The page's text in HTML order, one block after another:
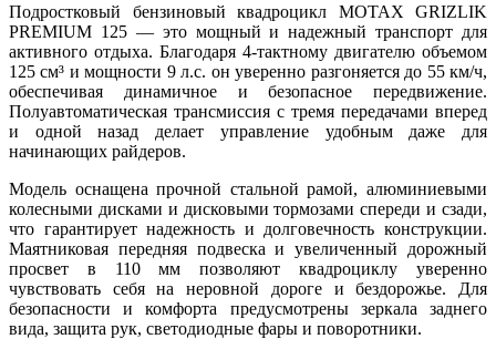
Подростковый бензиновый квадроцикл MOTAX GRIZLIK
PREMIUM 125 — это мощный и надежный транспорт для
активного отдыха. Благодаря 4-тактному двигателю объемом
125 см³ и мощности 9 л.с. он уверенно разгоняется до 55 км/ч,
обеспечивая динамичное и безопасное передвижение.
Полуавтоматическая трансмиссия с тремя передачами вперед
и одной назад делает управление удобным даже для
начинающих райдеров.
Модель оснащена прочной стальной рамой, алюминиевыми
колесными дисками и дисковыми тормозами спереди и сзади,
что гарантирует надежность и долговечность конструкции.
Маятниковая передняя подвеска и увеличенный дорожный
просвет в 110 мм позволяют квадроциклу уверенно
чувствовать себя на неровной дороге и бездорожье. Для
безопасности и комфорта предусмотрены зеркала заднего
вида, защита рук, светодиодные фары и поворотники.